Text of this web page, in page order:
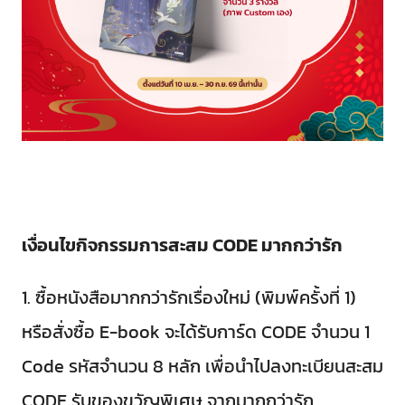
เงื่อนไขกิจกรรมการสะสม CODE มากกว่ารัก
1. ซื้อหนังสือมากกว่ารักเรื่องใหม่ (พิมพ์ครั้งที่ 1)
หรือสั่งซื้อ E-book จะได้รับการ์ด CODE จำนวน 1
Code รหัสจำนวน 8 หลัก เพื่อนำไปลงทะเบียนสะสม